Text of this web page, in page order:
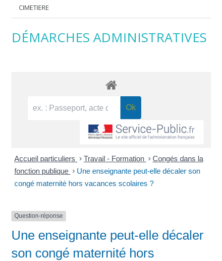
CIMETIERE
DÉMARCHES ADMINISTRATIVES
Accueil particuliers > Travail - Formation > Congés dans la
fonction publique > Une enseignante peut-elle décaler son
congé maternité hors vacances scolaires ?
Question-réponse
Une enseignante peut-elle décaler
son congé maternité hors